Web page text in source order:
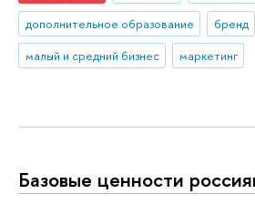
дополнительное образование
бренд
малый и средний бизнес
маркетинг
Базовые ценности